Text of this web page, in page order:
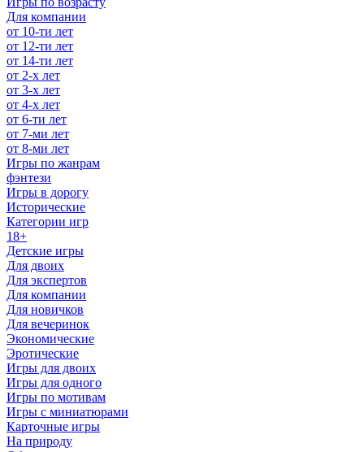
Для компании
от 10-ти лет
от 12-ти лет
от 14-ти лет
от 2-х лет
от 3-х лет
от 4-х лет
от 6-ти лет
от 7-ми лет
от 8-ми лет
Игры по жанрам
фэнтези
Игры в дорогу
Исторические
Категории игр
18+
Детские игры
Для двоих
Для экспертов
Для компании
Для новичков
Для вечеринок
Экономические
Эротические
Игры для двоих
Игры для одного
Игры по мотивам
Игры с миниатюрами
Карточные игры
На природу